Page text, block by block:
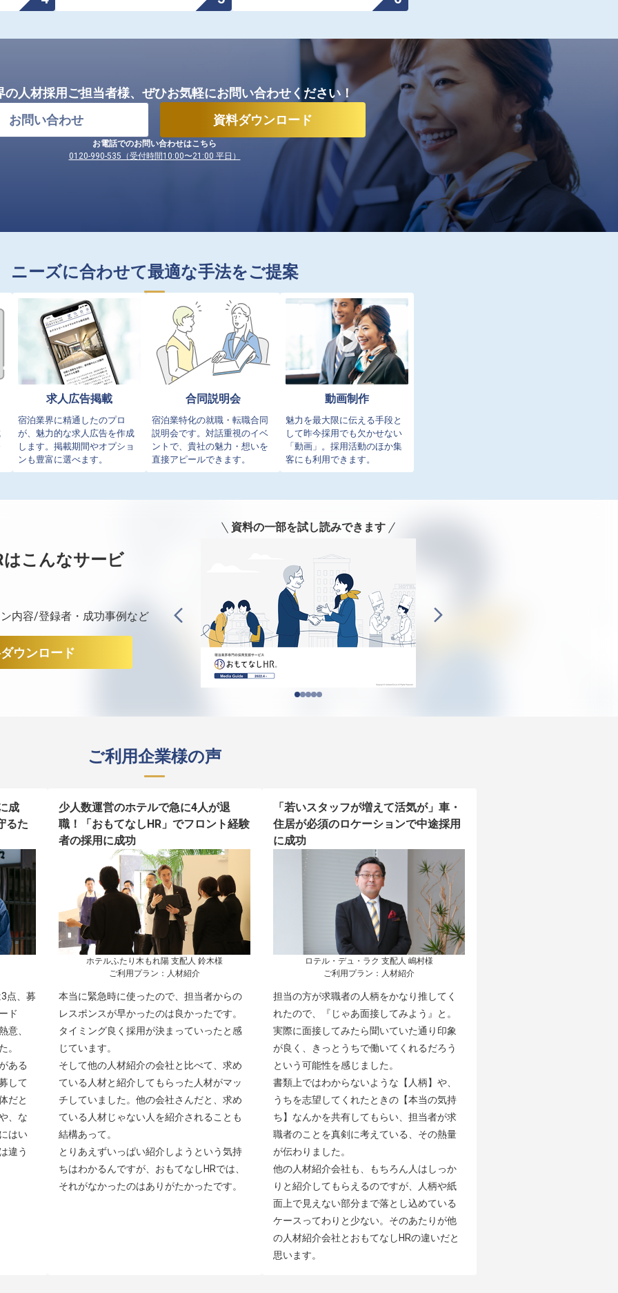
の人材採用ご担当者様、 ぜひお気軽にお問い合わせください！
お問い合わせ
資料ダウンロード
お電話でのお問い合わせはこちら
0120-990-535（受付時間10:00〜21:00 平日）
ニーズに合わせて最適な手法をご提案
求人広告掲載
宿泊業界に精通したのプロ
が、魅力的な求人広告を作成
します。掲載期間やオプショ
ンも豊富に選べます。
合同説明会
宿泊業特化の就職・転職合同
説明会です。対話重視のイベ
ントで、貴社の魅力・想いを
直接アピールできます。
動画制作
魅力を最大限に伝える手段と
して昨今採用でも欠かせない
「動画」。採用活動のほか集
客にも利用できます。
はこんなサービ
内容/登録者・成功事例など
資料の一部を試し読みできます
ウンロード
ご利用企業様の声
成
るた
点、募
ド
意、
。
ある
して
だと
、な
はい
違う
少人数運営のホテルで急に4人が退
職！「おもてなしHR」でフロント経験
者の採用に成功
ホテルふたり木もれ陽 支配人 鈴木様
ご利用プラン：人材紹介
本当に緊急時に使ったので、担当者からの
レスポンスが早かったのは良かったです。
タイミング良く採用が決まっていったと感
じています。
そして他の人材紹介の会社と比べて、求め
ている人材と紹介してもらった人材がマッ
チしていました。他の会社さんだと、求め
ている人材じゃない人を紹介されることも
結構あって。
とりあえずいっぱい紹介しようという気持
ちはわかるんですが、おもてなしHRでは、
それがなかったのはありがたかったです。
「若いスタッフが増えて活気が」車・
住居が必須のロケーションで中途採用
に成功
ロテル・デュ・ラク 支配人 嶋村様
ご利用プラン：人材紹介
担当の方が求職者の人柄をかなり推してく
れたので、『じゃあ面接してみよう』と。
実際に面接してみたら聞いていた通り印象
が良く、きっとうちで働いてくれるだろう
という可能性を感じました。
書類上ではわからないような【人柄】や、
うちを志望してくれたときの【本当の気持
ち】なんかを共有してもらい、担当者が求
職者のことを真剣に考えている、その熱量
が伝わりました。
他の人材紹介会社も、もちろん人はしっか
りと紹介してもらえるのですが、人柄や紙
面上で見えない部分まで落とし込めている
ケースってわりと少ない。そのあたりが他
の人材紹介会社とおもてなしHRの違いだと
思います。